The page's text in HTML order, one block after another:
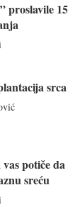
proslavile 15
srca
potiče da
sreću